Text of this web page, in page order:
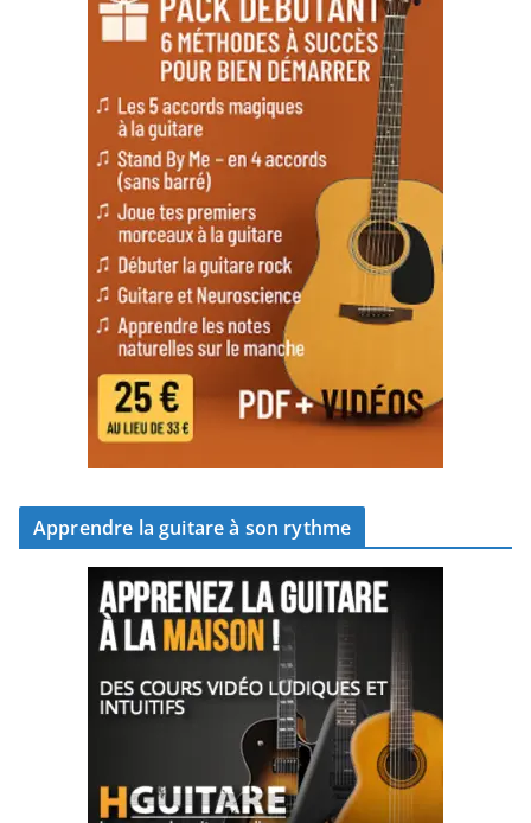
Apprendre la guitare à son rythme